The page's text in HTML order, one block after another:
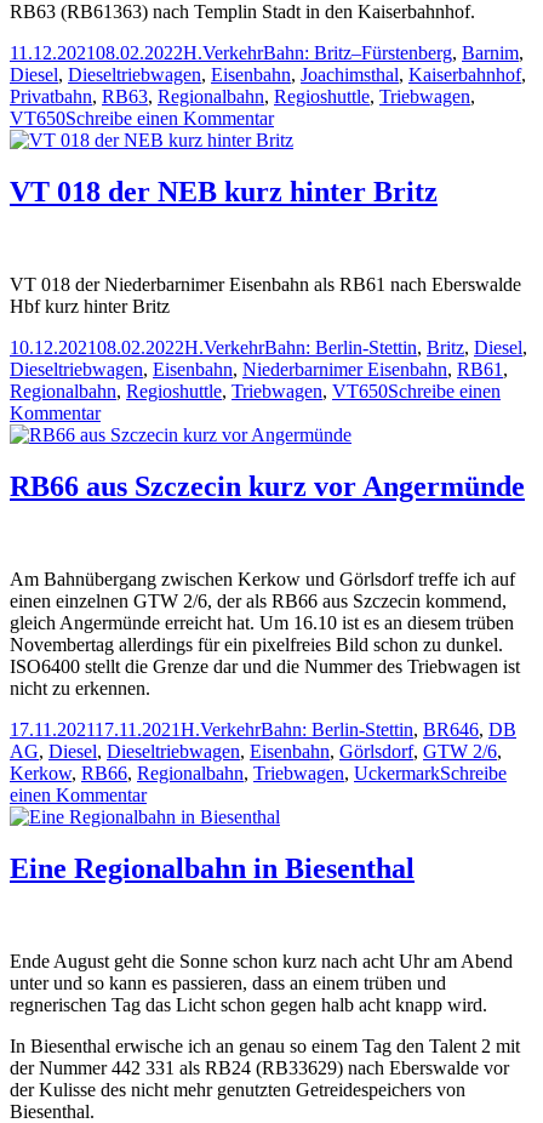
RB63 (RB61363) nach Templin Stadt in den Kaiserbahnhof.
Veröffentlicht
am
11.12.202108.02.2022Autor
H.Kategorien
VerkehrSchlagwörter
Bahn: Britz–Fürstenberg, Barnim,
Diesel, Dieseltriebwagen, Eisenbahn, Joachimsthal, Kaiserbahnhof,
Privatbahn, RB63, Regionalbahn, Regioshuttle, Triebwagen,
VT650Schreibe einen Kommentarzu
VT
der
NEB
vor
VT 018 der NEB kurz hinter Britz
VT 018 der Niederbarnimer Eisenbahn als RB61 nach Eberswalde
Hbf kurz hinter Britz
Veröffentlicht
am
10.12.202108.02.2022Autor
H.Kategorien
VerkehrSchlagwörter
Bahn: Berlin-Stettin, Britz, Diesel,
Dieseltriebwagen, Eisenbahn, Niederbarnimer Eisenbahn, RB61 ,
Regionalbahn, Regioshuttle, Triebwagen, VT650Schreibe einen
Kommentarzu
VT
NEB
RB66 aus Szczecin kurz vor Angermünde
Am Bahnübergang zwischen Kerkow und Görlsdorf treffe ich auf
einen einzelnen GTW 2/6, der als RB66 aus Szczecin kommend,
gleich Angermünde erreicht hat. Um 16.10 ist es an diesem trüben
Novembertag allerdings für ein pixelfreies Bild schon zu dunkel.
ISO6400 stellt die Grenze dar und die Nummer des Triebwagen ist
nicht zu erkennen.
Veröffentlicht
am
17.11.202117.11.2021Autor
H.Kategorien
VerkehrSchlagwörter
Bahn: Berlin-Stettin, BR646, DB
AG, Diesel, Dieseltriebwagen, Eisenbahn, Görlsdorf, GTW 2/6,
Kerkow, RB66, Regionalbahn, Triebwagen, UckermarkSchreibe
einen Kommentarzu
RB66
Szczecin
kurz
Eine Regionalbahn in Biesenthal
Ende August geht die Sonne schon kurz nach acht Uhr am Abend
unter und so kann es passieren, dass an einem trüben und
regnerischen Tag das Licht schon gegen halb acht knapp wird.
In Biesenthal erwische ich an genau so einem Tag den Talent 2 mit
der Nummer 442 331 als RB24 (RB33629) nach Eberswalde vor
der Kulisse des nicht mehr genutzten Getreidespeichers von
Biesenthal.